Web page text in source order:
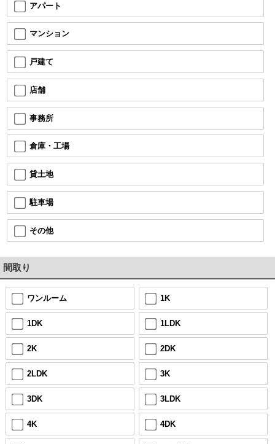
アパート
マンション
戸建て
店舗
事務所
倉庫・工場
貸土地
駐車場
その他
間取り
ワンルーム 1K
1DK 1LDK
2K 2DK
2LDK 3K
3DK 3LDK
4K 4DK